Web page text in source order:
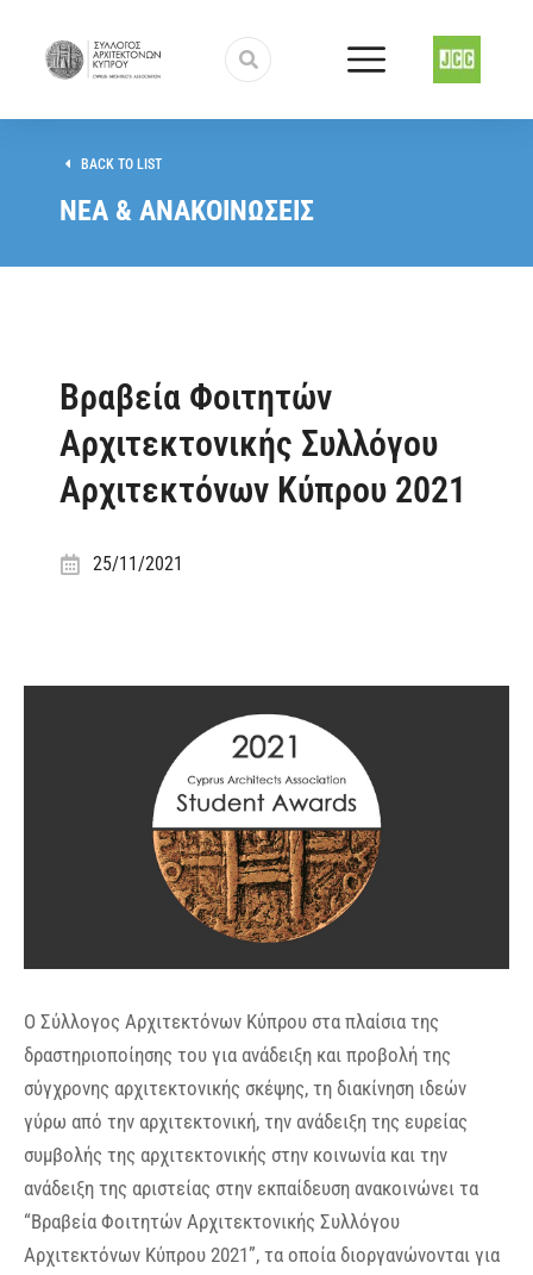
BACK TO LIST
ΝΕΑ & ΑΝΑΚΟΙΝΩΣΕΙΣ
Βραβεία Φοιτητών
Αρχιτεκτονικής Συλλόγου
Αρχιτεκτόνων Κύπρου 2021
25/11/2021
Ο Σύλλογος Αρχιτεκτόνων Κύπρου στα πλαίσια της
δραστηριοποίησης του για ανάδειξη και προβολή της
σύγχρονης αρχιτεκτονικής σκέψης, τη διακίνηση ιδεών
γύρω από την αρχιτεκτονική, την ανάδειξη της ευρείας
συμβολής της αρχιτεκτονικής στην κοινωνία και την
ανάδειξη της αριστείας στην εκπαίδευση ανακοινώνει τα
“Βραβεία Φοιτητών Αρχιτεκτονικής Συλλόγου
Αρχιτεκτόνων Κύπρου 2021”, τα οποία διοργανώνονται για